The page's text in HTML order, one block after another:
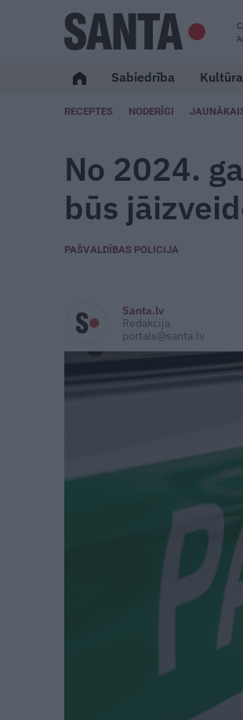
Sabiedrība Kultūra
RECEPTES NODERĪGI
No 2024.
būs
PAŠVALDĪBAS POLICIJA
Santa.lv
Redakcija
portals@santa.lv